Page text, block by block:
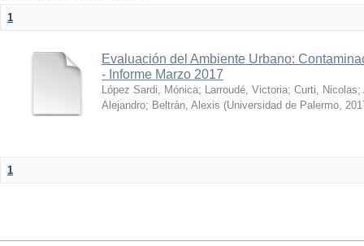
1
Evaluación del Ambiente Urbano:
- Informe Marzo 2017
López Sardi, Mónica; Larroudé, Victoria; Curti, Nicolas;
Alejandro; Beltrán, Alexis (Universidad de Palermo,
1